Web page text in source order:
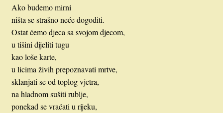
Ako budemo mirni
ništa se strašno neće dogoditi.
Ostat ćemo djeca sa svojom djecom,
u tišini dijeliti tugu
kao loše karte,
u licima živih prepoznavati mrtve,
sklanjati se od toplog vjetra,
na hladnom sušiti rublje,
ponekad se vraćati u rijeku,